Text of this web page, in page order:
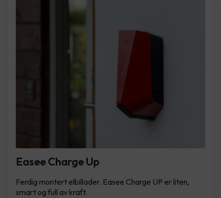
Easee Charge Up
Ferdig montert elbillader. Easee Charge UP er liten,
smart og full av kraft.